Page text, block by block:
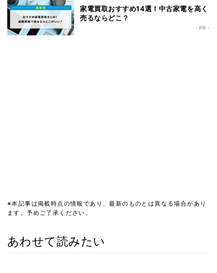
家電買取おすすめ14選！中古家電を高く
売るならどこ？
- PR -
※本記事は掲載時点の情報であり、最新のものとは異なる場合があり
ます。予めご了承ください。
あわせて読みたい